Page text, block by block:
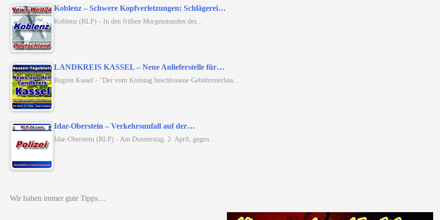
Koblenz – Schwere Kopfverletzungen: Schlägerei…
Koblenz (RLP) - In den frühen Morgenstunden des…
LANDKREIS KASSEL – Neue Anlieferstelle für…
Region Kassel - "Der vom Kreistag beschlossene Gebührenerlass…
Idar-Oberstein – Verkehrsunfall auf der…
Idar-Oberstein (RLP) - Am Donnerstag, 2. April, gegen…
Wir haben immer gute Tipps…